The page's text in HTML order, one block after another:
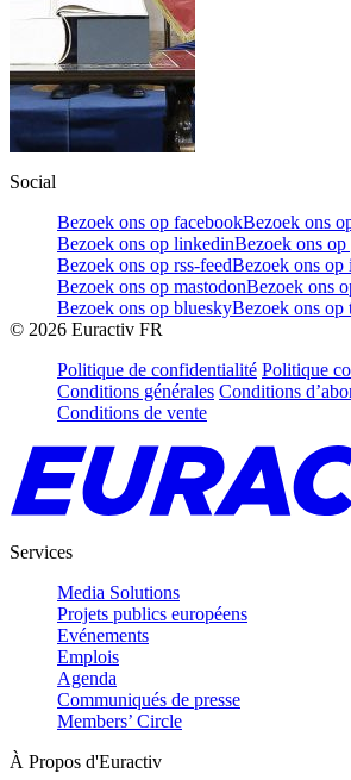
Social
Bezoek ons op facebookBezoek ons
Bezoek ons op linkedinBezoek ons
Bezoek ons op rss-feedBezoek ons op
Bezoek ons op mastodonBezoek ons
Bezoek ons op blueskyBezoek ons op
© 2026 Euractiv FR
Politique de confidentialité Politique
Conditions générales Conditions
Conditions de vente
Services
Media Solutions
Projets publics européens
Evénements
Emplois
Agenda
Communiqués de presse
Members’ Circle
À Propos d'Euractiv